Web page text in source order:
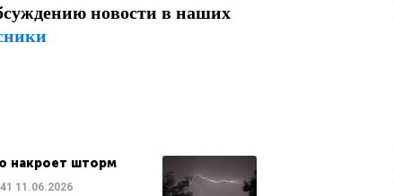
новости в наших
накроет шторм
11.06.2026